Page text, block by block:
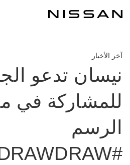
إلى
آخر الأخبار
نيسان تدعو
للمشاركة في
الرسم
#DRAWDRAWDRAW